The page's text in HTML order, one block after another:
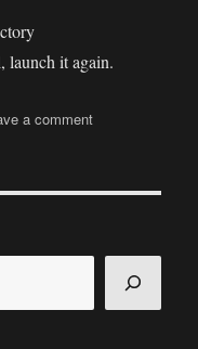
相
机
白
衡
launch it again.
a commenton
Apple
disappears